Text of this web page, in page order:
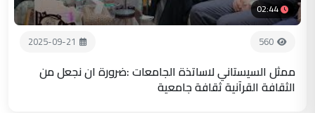
02:44
560
2025-09-21
ممثل السيستاني لاساتذة الجامعات :ضرورة ان نجعل من
الثقافة القرآنية ثقافة جامعية